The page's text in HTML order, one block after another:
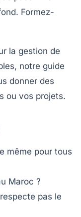
Formez-
la gestion de
notre guide
donner des
ou vos projets.
même pour tous
Maroc ?
pas le